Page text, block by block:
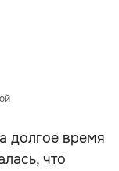
долгое время
что